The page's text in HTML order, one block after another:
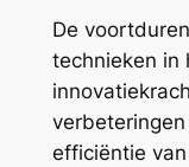
De
technieken in
efficiëntie